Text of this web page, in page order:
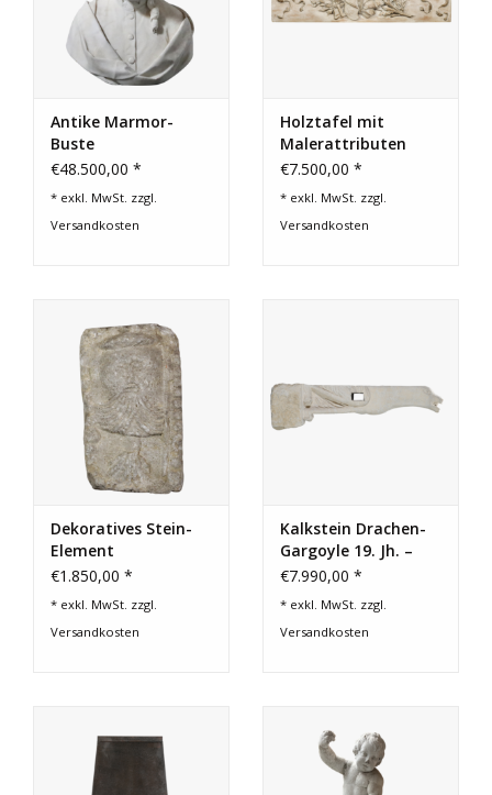
Antike Marmor-
Buste
€48.500,00 *
* exkl. MwSt. zzgl.
Versandkosten
Holztafel mit
Malerattributen
€7.500,00 *
* exkl. MwSt. zzgl.
Versandkosten
Dekoratives Stein-
Element
€1.850,00 *
* exkl. MwSt. zzgl.
Versandkosten
Kalkstein Drachen-
Gargoyle 19. Jh. –
Monumentale
€7.990,00 *
* exkl. MwSt. zzgl.
Versandkosten